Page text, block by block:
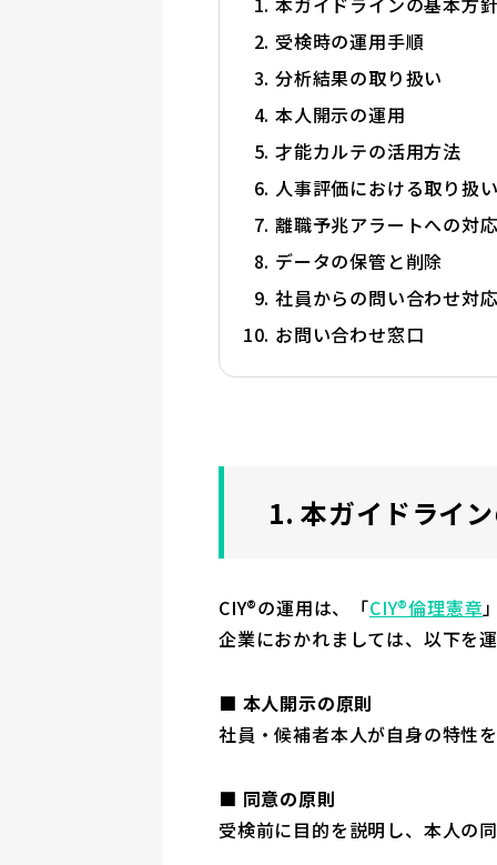
受検時の運用手順
分析結果の取り扱い
本人開示の運用
才能カルテの活用方法
人事評価における取り扱
離職予兆アラートへの対
データの保管と削除
社員からの問い合わせ対
お問い合わせ窓口
1. 本ガイドライ
CIY®の運用は、「CIY®倫理憲章
企業におかれましては、以下を
■ 本人開示の原則
社員・候補者本人が自身の特性
■ 同意の原則
受検前に目的を説明し、本人の